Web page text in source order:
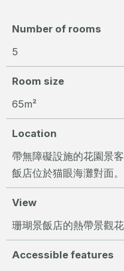
Number of rooms
5
Room size
65m²
Location
帶無障礙設施的花園景
飯店位於猫眼海灘對面。
View
珊瑚景飯店的熱帶景觀花
Accessible features